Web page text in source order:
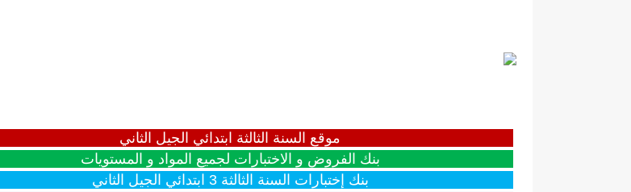
موقع السنة الثالثة ابتدائي الجيل الثاني
بنك الفروض و الاختبارات لجميع المواد و المستويات
بنك إختبارات السنة الثالثة 3 ابتدائي الجيل الثاني